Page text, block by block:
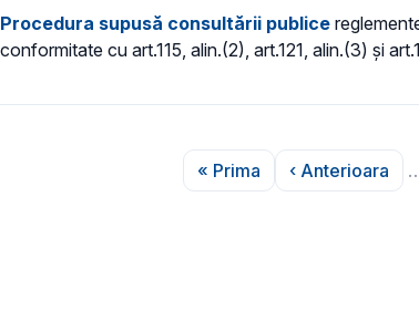
Procedura supusă consultării publice
conformitate cu art.115, alin.(2), art.121, alin.(3) și
Prima pagină
« Prima
Pagina
‹ Anterioara